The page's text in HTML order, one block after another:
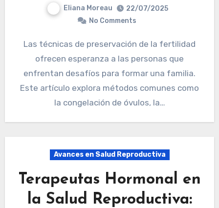
Eliana Moreau
22/07/2025
No Comments
Las técnicas de preservación de la fertilidad
ofrecen esperanza a las personas que
enfrentan desafíos para formar una familia.
Este artículo explora métodos comunes como
la congelación de óvulos, la…
Avances en Salud Reproductiva
Terapeutas Hormonal en
la Salud Reproductiva: